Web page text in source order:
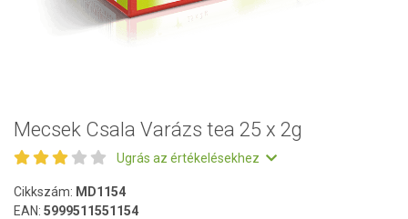
Mecsek Csala Varázs tea 25 x 2g
Ugrás az értékelésekhez
Cikkszám: MD1154
EAN: 5999511551154